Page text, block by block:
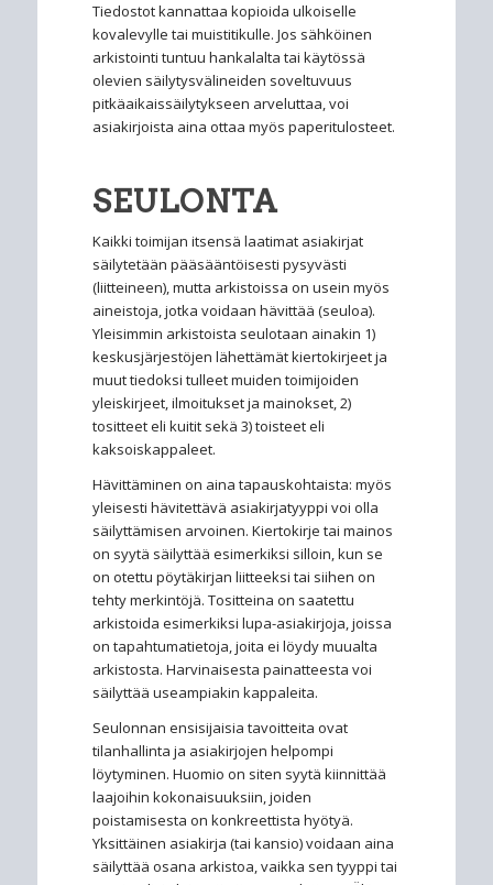
Tiedostot kannattaa kopioida ulkoiselle
kovalevylle tai muistitikulle. Jos sähköinen
arkistointi tuntuu hankalalta tai käytössä
olevien säilytysvälineiden soveltuvuus
pitkäaikaissäilytykseen arveluttaa, voi
asiakirjoista aina ottaa myös paperitulosteet.
SEULONTA
Kaikki toimijan itsensä laatimat asiakirjat
säilytetään pääsääntöisesti pysyvästi
(liitteineen), mutta arkistoissa on usein myös
aineistoja, jotka voidaan hävittää (seuloa).
Yleisimmin arkistoista seulotaan ainakin 1)
keskusjärjestöjen lähettämät kiertokirjeet ja
muut tiedoksi tulleet muiden toimijoiden
yleiskirjeet, ilmoitukset ja mainokset, 2)
tositteet eli kuitit sekä 3) toisteet eli
kaksoiskappaleet.
Hävittäminen on aina tapauskohtaista: myös
yleisesti hävitettävä asiakirjatyyppi voi olla
säilyttämisen arvoinen. Kiertokirje tai mainos
on syytä säilyttää esimerkiksi silloin, kun se
on otettu pöytäkirjan liitteeksi tai siihen on
tehty merkintöjä. Tositteina on saatettu
arkistoida esimerkiksi lupa-asiakirjoja, joissa
on tapahtumatietoja, joita ei löydy muualta
arkistosta. Harvinaisesta painatteesta voi
säilyttää useampiakin kappaleita.
Seulonnan ensisijaisia tavoitteita ovat
tilanhallinta ja asiakirjojen helpompi
löytyminen. Huomio on siten syytä kiinnittää
laajoihin kokonaisuuksiin, joiden
poistamisesta on konkreettista hyötyä.
Yksittäinen asiakirja (tai kansio) voidaan aina
säilyttää osana arkistoa, vaikka sen tyyppi tai